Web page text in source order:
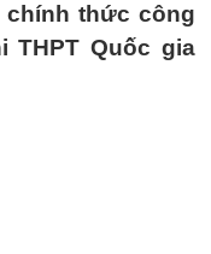
chính thức công
THPT Quốc gia